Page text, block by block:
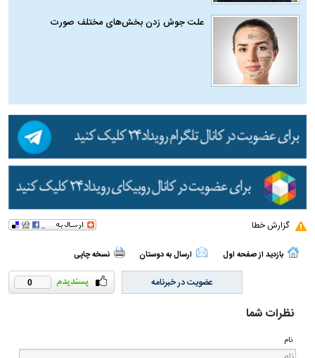
علت جوش زدن بخش‌های مختلف صورت
گزارش خطا
بازدید از صفحه اول ارسال به دوستان نسخه چاپی
0 عضویت در خبرنامه
نظرات شما
نام